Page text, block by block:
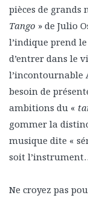
pièces de grands
Tango » de Julio
l’indique prend
d’entrer dans le
l’incontournable
besoin de
ambitions du «
gommer la
musique dite «
soit
Ne croyez pas